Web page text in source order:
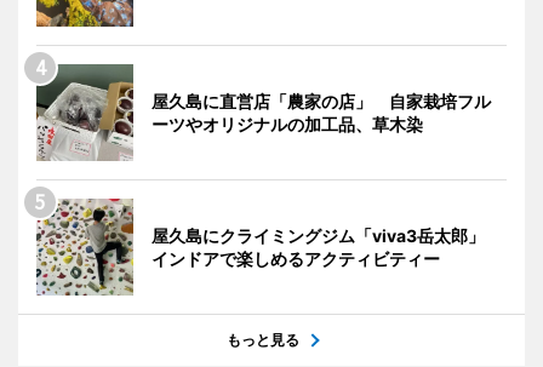
屋久島に直営店「農家の店」 自家栽培フル
ーツやオリジナルの加工品、草木染
屋久島にクライミングジム「viva3岳太郎」
インドアで楽しめるアクティビティー
もっと見る